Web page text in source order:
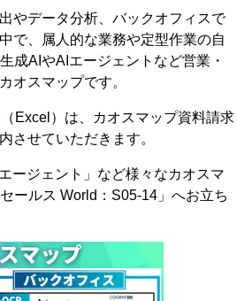
やデータ分析、バックオフィスで
で、属人的な業務や定型作業の自
成AIやAIエージェントなど営業・
オスマップです。
Excel）は、カオスマップ資料請求
させていただきます。
ージェント」など様々なカオスマ
ールス World：S05-14」へお立ち